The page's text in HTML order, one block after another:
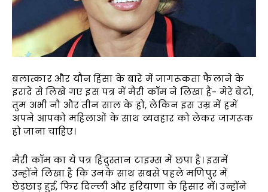
बलात्कार और यौन हिंसा के बारे में जागरूकता फैलाने के
इरादे से लिखे गए इस पत्र में मैरी कॉम ने लिखा है- मेरे बेटो,
तुम अभी नौ और तीन साल के हो, लेकिन इस उम्र में हमें
अपने आपको महिलाओं के साथ व्यवहार को लेकर जागरूक
हो जाना चाहिए।
मैरी कॉम का ये पत्र हिंदुस्तान टाइम्स में छपा है। इसमें
उन्होंने लिखा है कि उनके साथ सबसे पहले मणिपुर में
छेड़छाड़ हुई, फिर दिल्ली और हरियाणा के हिसार में। उन्होंने